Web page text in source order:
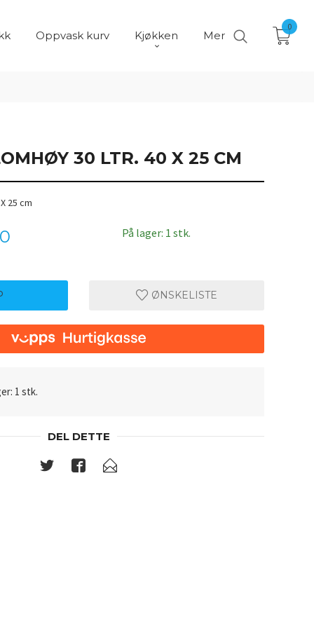
Oppvask kurv Kjøkken Mer
0
30 LTR. 40 X 25 CM
25 cm
På lager: 1 stk.
ØNSKELISTE
1 stk.
DEL DETTE